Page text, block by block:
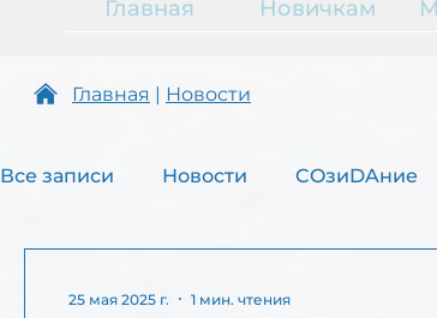
О
К
Главная Новичкам
Главная | Новости
Все записи Новости COзиDAние
25 мая 2025 г. 1 мин. чтения